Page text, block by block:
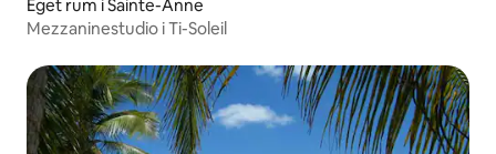
Eget rum i Sainte-Anne
Mezzaninestudio i Ti-Soleil